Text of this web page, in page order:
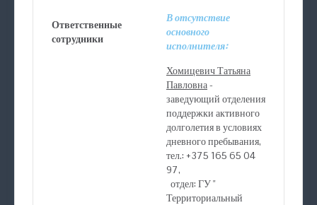
Ответственные
сотрудники
В отсутствие
основного
исполнителя:
Хомицевич Татьяна
Павловна-
заведующий отделения
поддержки активного
долголетия в условиях
дневного пребывания,
тел.: +375 165 65 04
97,
отдел: ГУ "
Территориальный